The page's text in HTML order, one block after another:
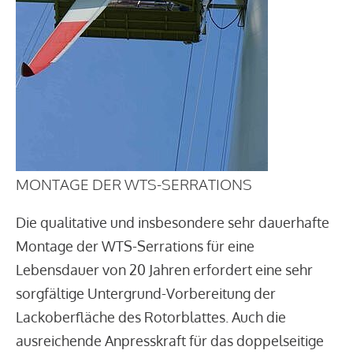
MONTAGE DER WTS-SERRATIONS
Die qualitative und insbesondere sehr dauerhafte
Montage der WTS-Serrations für eine
Lebensdauer von 20 Jahren erfordert eine sehr
sorgfältige Untergrund-Vorbereitung der
Lackoberfläche des Rotorblattes. Auch die
ausreichende Anpresskraft für das doppelseitige